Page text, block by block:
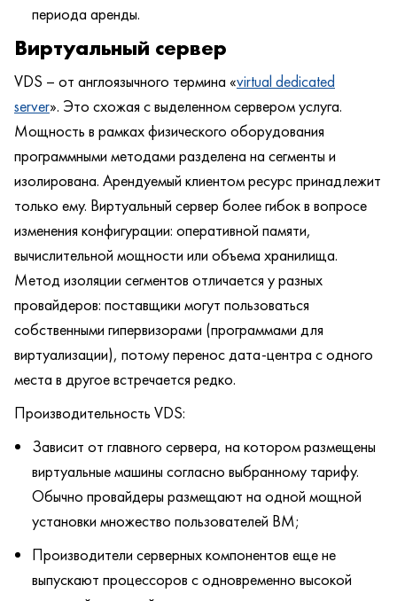
периода аренды.
Виртуальный сервер
VDS – от англоязычного термина «virtual dedicated
server». Это схожая с выделенном сервером услуга.
Мощность в рамках физического оборудования
программными методами разделена на сегменты и
изолирована. Арендуемый клиентом ресурс принадлежит
только ему. Виртуальный сервер более гибок в вопросе
изменения конфигурации: оперативной памяти,
вычислительной мощности или объема хранилища.
Метод изоляции сегментов отличается у разных
провайдеров: поставщики могут пользоваться
собственными гипервизорами (программами для
виртуализации), потому перенос дата-центра с одного
места в другое встречается редко.
Производительность VDS:
Зависит от главного сервера, на котором размещены
виртуальные машины согласно выбранному тарифу.
Обычно провайдеры размещают на одной мощной
установки множество пользователей ВМ;
Производители серверных компонентов еще не
выпускают процессоров с одновременно высокой